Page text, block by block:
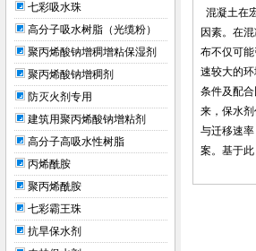
七彩吸水珠
高分子吸水树脂（光缆粉）
聚丙烯酸钠增稠增粘保湿剂
聚丙烯酸钠增稠剂
防灭火剂专用
建筑用聚丙烯酸钠增粘剂
高分子高吸水性树脂
丙烯酰胺
聚丙烯酰胺
七彩霸王珠
抗旱保水剂
混凝土在
因素。在
布不仅可
速较大的
条件及配
来，保水
与迁移速
案。基于